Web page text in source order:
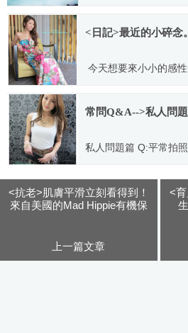
2015.05.14
<日記>最近的小碎念。
今天想要來小小的感
2012.07.13
常問Q&A-->私人問
私人問題篇 Q:平常拍
<抗老>肌膚平滑立刻看得到！
來自美國的Mad Hippie有機保
上一篇文章
<